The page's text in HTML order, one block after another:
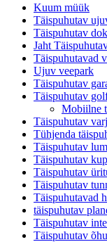
Kuum müük
Täispuhutav
Täispuhutav
Jaht
Täispuhutavad
Ujuv veepark
Täispuhutav
Täispuhutav
Mobiilne
Täispuhutav
Tühjenda
Täispuhutav
Täispuhutav
Täispuhutav
Täispuhutav
Täispuhutavad
täispuhutav
Täispuhutav
Täispuhutav